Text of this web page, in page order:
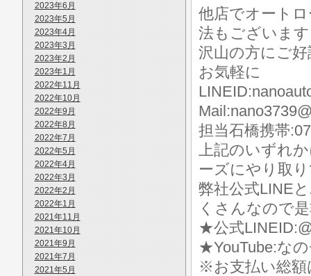
2023年6月
2023年5月
2023年4月
2023年3月
2023年2月
2023年1月
2022年11月
2022年10月
2022年9月
2022年8月
2022年7月
2022年5月
2022年4月
2022年3月
2022年2月
2022年1月
2021年11月
2021年10月
2021年9月
2021年7月
2021年5月
他店でオート
法もございま
沢山の方にご
お気軽に
担当石橋携帯
上記のいずれ
ーズにやり取
弊社公式LINE
くさんなので
★公式
★YouTube:な
※お支払い総額